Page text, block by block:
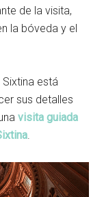
de la visita,
la bóveda y el
está
sus detalles
visita guiada